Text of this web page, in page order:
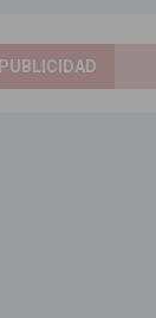
PUBLICIDAD